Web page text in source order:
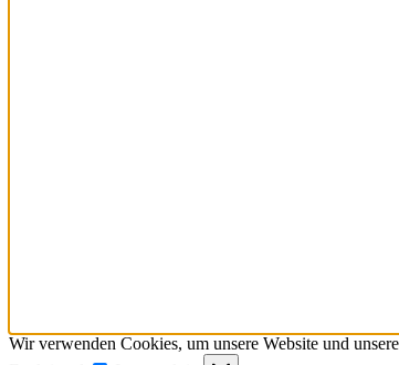
Wir verwenden Cookies, um unsere Website und